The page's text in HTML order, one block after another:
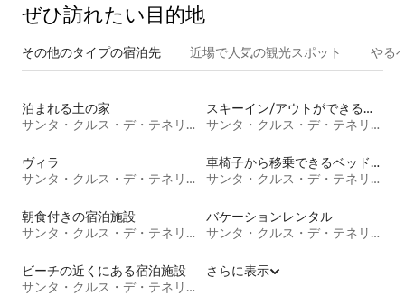
ぜひ訪⁠れ⁠た⁠い目⁠的⁠地
その他のタ⁠イ⁠プ⁠の宿⁠泊⁠先 近場で人気の観光スポット やる
泊まれる土の家
サンタ・クルス・デ・テネリフェ県
スキーイン/アウトができる宿泊先
サンタ・クルス・デ・テネリフェ県
ヴィラ
サンタ・クルス・デ・テネリフェ県
車椅子から移乗できるベッドがある宿泊施設
サンタ・クルス・デ・テネリフェ県
朝食付きの宿泊施設
サンタ・クルス・デ・テネリフェ県
バケーションレンタル
サンタ・クルス・デ・テネリフェ県
ビーチの近くにある宿泊施設
サンタ・クルス・デ・テネリフェ県
さらに表示